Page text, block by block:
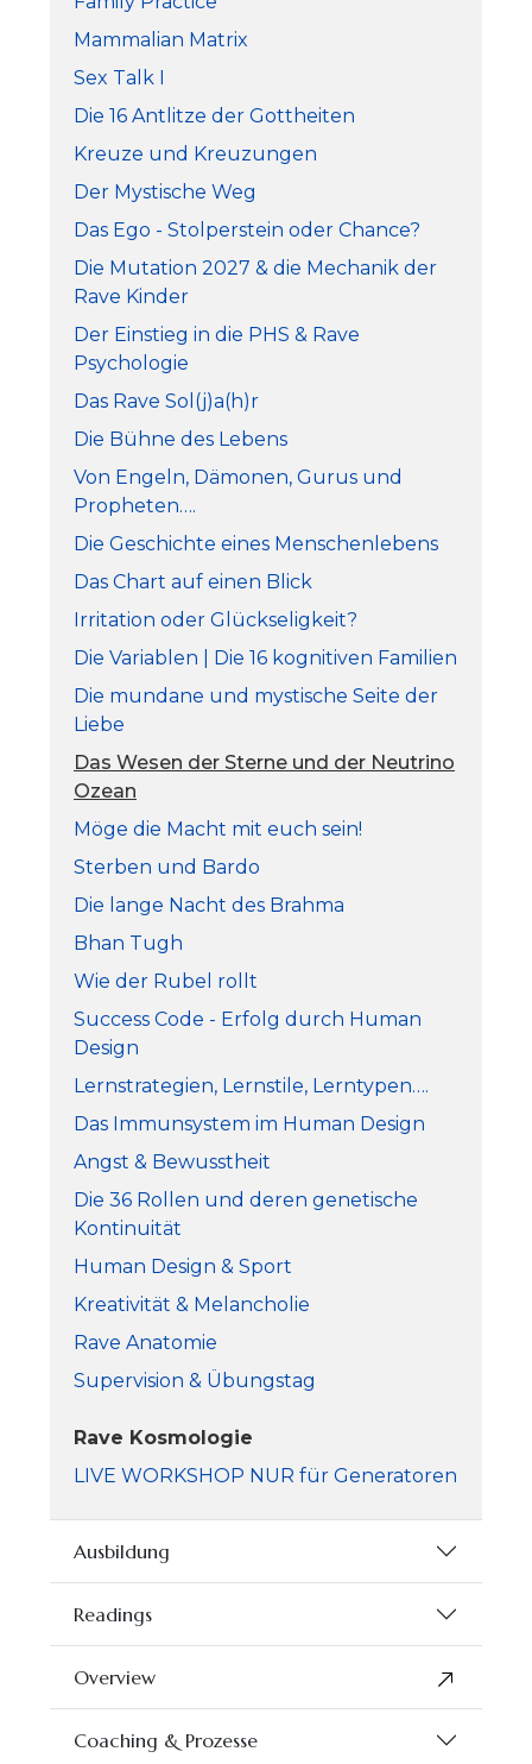
Mammalian Matrix
Sex Talk I
Die 16 Antlitze der Gottheiten
Kreuze und Kreuzungen
Der Mystische Weg
Das Ego - Stolperstein oder Chance?
Die Mutation 2027 & die Mechanik der
Rave Kinder
Der Einstieg in die PHS & Rave
Psychologie
Das Rave Sol(j)a(h)r
Die Bühne des Lebens
Von Engeln, Dämonen, Gurus und
Propheten….
Die Geschichte eines Menschenlebens
Das Chart auf einen Blick
Irritation oder Glückseligkeit?
Die Variablen | Die 16 kognitiven Familien
Die mundane und mystische Seite der
Liebe
Das Wesen der Sterne und der Neutrino
Ozean
Möge die Macht mit euch sein!
Sterben und Bardo
Die lange Nacht des Brahma
Bhan Tugh
Wie der Rubel rollt
Success Code - Erfolg durch Human
Design
Lernstrategien, Lernstile, Lerntypen….
Das Immunsystem im Human Design
Angst & Bewusstheit
Die 36 Rollen und deren genetische
Kontinuität
Human Design & Sport
Kreativität & Melancholie
Rave Anatomie
Supervision & Übungstag
Rave Kosmologie
LIVE WORKSHOP NUR für Generatoren
Ausbildung
Readings
Overview
Coaching & Prozesse